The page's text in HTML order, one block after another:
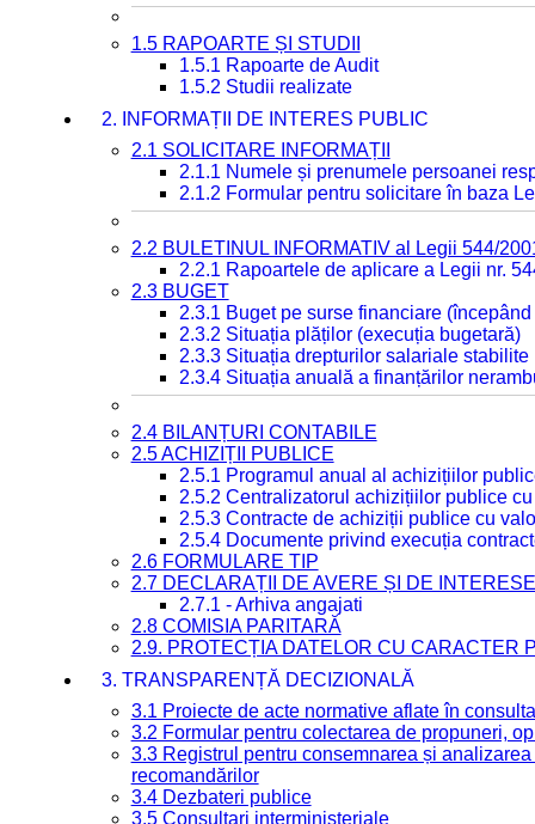
1.5 RAPOARTE ȘI STUDII
1.5.1 Rapoarte de Audit
1.5.2 Studii realizate
2. INFORMAȚII DE INTERES PUBLIC
2.1 SOLICITARE INFORMAȚII
2.1.1 Numele și prenumele persoanei
2.1.2 Formular pentru solicitare în baza
2.2 BULETINUL INFORMATIV al Legii 544/
2.2.1 Rapoartele de aplicare a Legii nr.
2.3 BUGET
2.3.1 Buget pe surse financiare
2.3.2 Situația plăților (execuția bugetară)
2.3.3 Situația drepturilor salariale
2.3.4 Situația anuală a finanțărilor
2.4 BILANȚURI CONTABILE
2.5 ACHIZIȚII PUBLICE
2.5.1 Programul anual al achizițiilor
2.5.2 Centralizatorul achizițiilor publice
2.5.3 Contracte de achiziții publice cu
2.5.4 Documente privind execuția
2.6 FORMULARE TIP
2.7 DECLARAȚII DE AVERE ȘI DE INTERESE
2.7.1 - Arhiva angajati
2.8 COMISIA PARITARĂ
2.9. PROTECȚIA DATELOR CU CARACTER
3. TRANSPARENȚĂ DECIZIONALĂ
3.1 Proiecte de acte normative aflate în
3.2 Formular pentru colectarea de propuneri,
3.3 Registrul pentru consemnarea și
recomandărilor
3.4 Dezbateri publice
3.5 Consultari interministeriale